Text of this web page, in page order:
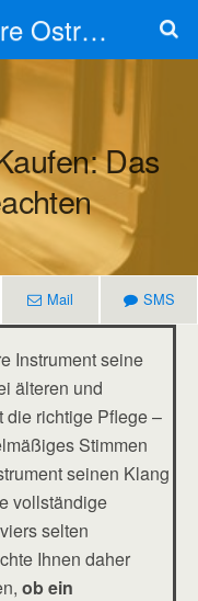
Gebrauchte Klaviere Ostrovski
Das
Mail SMS
Instrument seine
älteren und
die richtige Pflege –
Stimmen
seinen Klang
vollständige
selten
Ihnen daher
ob ein